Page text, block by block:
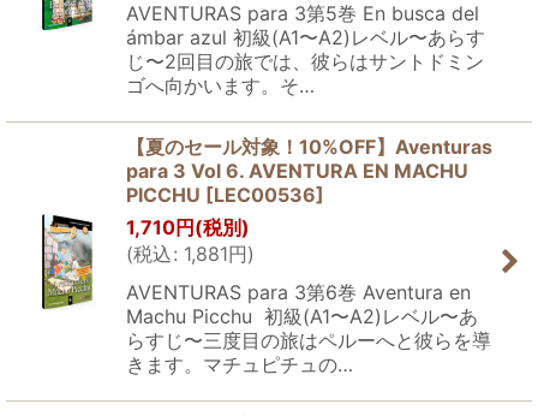
AVENTURAS para 3第5巻 En busca del
ámbar azul 初級(A1〜A2)レベル〜あらす
じ〜2回目の旅では、彼らはサントドミン
ゴへ向かいます。そ…
【夏のセール対象！10%OFF】Aventuras
para 3 Vol 6. AVENTURA EN MACHU
PICCHU [LEC00536]
1,710円 (税別)
(税込: 1,881円)
AVENTURAS para 3第6巻 Aventura en
Machu Picchu 初級(A1〜A2)レベル〜あ
らすじ〜三度目の旅はペルーへと彼らを導
きます。マチュピチュの…